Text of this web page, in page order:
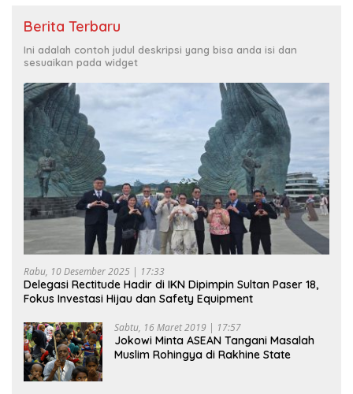
Berita Terbaru
Ini adalah contoh judul deskripsi yang bisa anda isi dan
sesuaikan pada widget
Rabu, 10 Desember 2025 | 17:33
Delegasi Rectitude Hadir di IKN Dipimpin Sultan Paser 18,
Fokus Investasi Hijau dan Safety Equipment
Sabtu, 16 Maret 2019 | 17:57
Jokowi Minta ASEAN Tangani Masalah
Muslim Rohingya di Rakhine State